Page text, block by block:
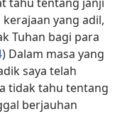
yang adil,
Tuhan bagi para
) Dalam masa yang
saya telah
tidak tahu tentang
berjauhan